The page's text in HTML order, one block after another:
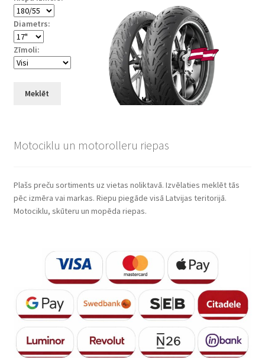
Diametrs:
Zīmoli:
Meklēt
Motociklu un motorolleru riepas
Plašs preču sortiments uz vietas noliktavā. Izvēlaties meklēt tās
pēc izmēra vai markas. Riepu piegāde visā Latvijas teritorijā.
Motociklu, skūteru un mopēda riepas.